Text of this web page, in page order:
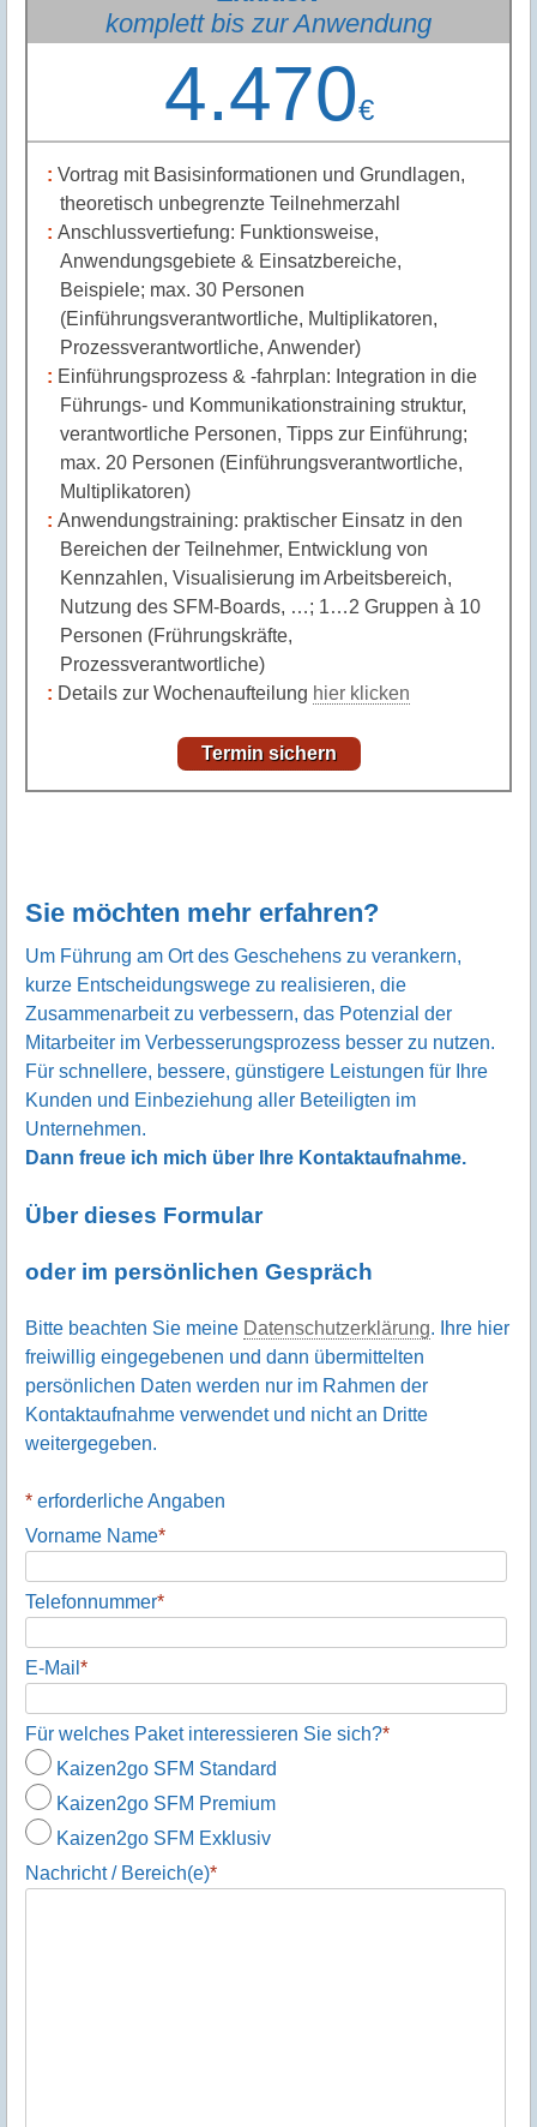
komplett bis zur Anwendung
4.470€
Vortrag mit Basisinformationen und Grundlagen,
theoretisch unbegrenzte Teilnehmerzahl
Anschlussvertiefung: Funktionsweise,
Anwendungsgebiete & Einsatzbereiche,
Beispiele; max. 30 Personen
(Einführungsverantwortliche, Multiplikatoren,
Prozessverantwortliche, Anwender)
Einführungsprozess & -fahrplan: Integration in die
Führungs- und Kommunikationstraining struktur,
verantwortliche Personen, Tipps zur Einführung;
max. 20 Personen (Einführungsverantwortliche,
Multiplikatoren)
Anwendungstraining: praktischer Einsatz in den
Bereichen der Teilnehmer, Entwicklung von
Kennzahlen, Visualisierung im Arbeitsbereich,
Nutzung des SFM-Boards, …; 1…2 Gruppen à 10
Personen (Frührungskräfte,
Prozessverantwortliche)
Details zur Wochenaufteilung hier klicken
Termin sichern
Sie möchten mehr erfahren?
Um Führung am Ort des Geschehens zu verankern,
kurze Entscheidungswege zu realisieren, die
Zusammenarbeit zu verbessern, das Potenzial der
Mitarbeiter im Verbesserungsprozess besser zu nutzen.
Für schnellere, bessere, günstigere Leistungen für Ihre
Kunden und Einbeziehung aller Beteiligten im
Unternehmen.
Dann freue ich mich über Ihre Kontaktaufnahme.
Über dieses Formular
oder im persönlichen Gespräch
Bitte beachten Sie meine Datenschutzerklärung. Ihre hier
freiwillig eingegebenen und dann übermittelten
persönlichen Daten werden nur im Rahmen der
Kontaktaufnahme verwendet und nicht an Dritte
weitergegeben.
* erforderliche Angaben
Vorname Name*
Telefonnummer*
E-Mail *
Für welches Paket interessieren Sie sich?*
Kaizen2go SFM Standard
Kaizen2go SFM Premium
Kaizen2go SFM Exklusiv
Nachricht / Bereich(e)*